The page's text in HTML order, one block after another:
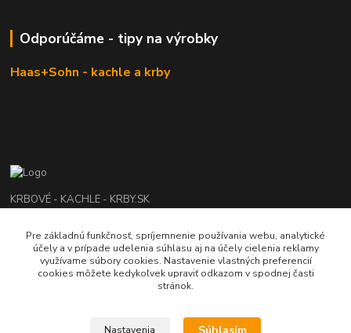
Odporúčáme - tipy na výrobky
Haas+Sohn - kachle a krby
KRBOVÉ - KACHLE - KRBY.SK
0949 476 255
08:00 - 17.00
Pre základnú funkčnosť, spríjemnenie používania webu, analytické
účely a v prípade udelenia súhlasu aj na účely cielenia reklamy
využívame súbory cookies. Nastavenie vlastných preferencií
cookies môžete kedykoľvek upraviť odkazom v spodnej časti
stránok.
Nastavenia